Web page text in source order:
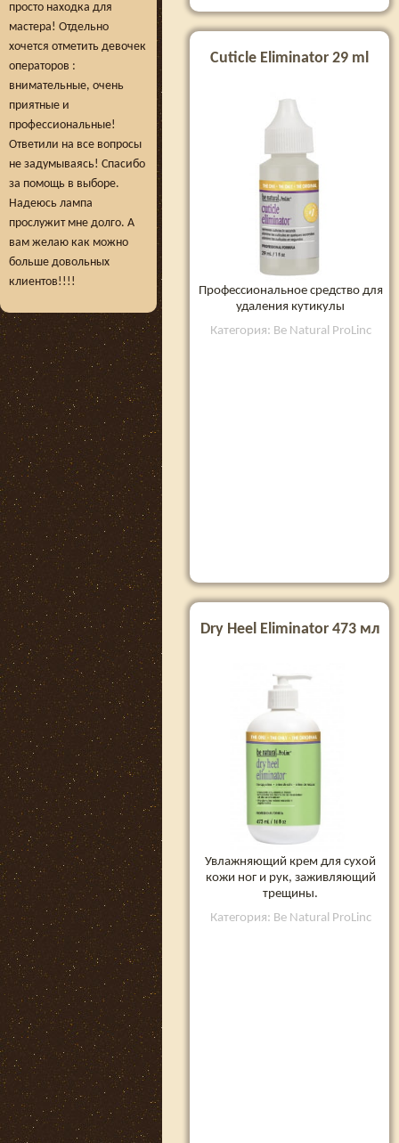
просто находка для
мастера! Отдельно
хочется отметить девочек
операторов :
внимательные, очень
приятные и
профессиональные!
Ответили на все вопросы
не задумываясь! Спасибо
за помощь в выборе.
Надеюсь лампа
прослужит мне долго. А
вам желаю как можно
больше довольных
клиентов!!!!
Cuticle Eliminator 29 ml
Профессиональное средство для
удаления кутикулы
Категория: Be Natural ProLinc
Dry Heel Eliminator 473 мл
Увлажняющий крем для сухой
кожи ног и рук, заживляющий
трещины.
Категория: Be Natural ProLinc